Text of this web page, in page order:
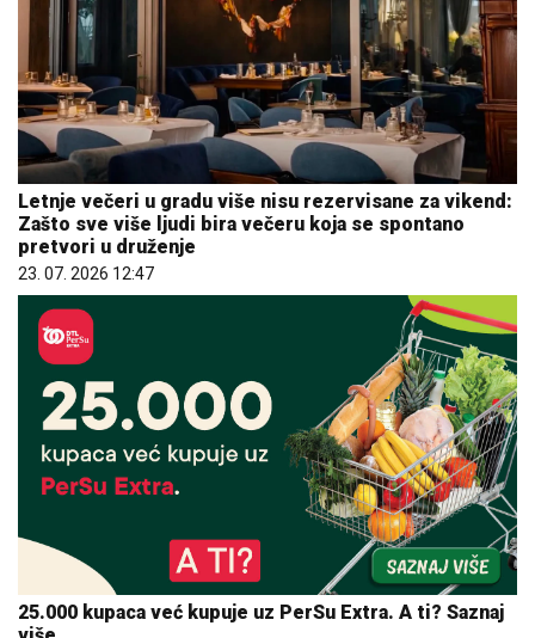
Letnje večeri u gradu više nisu rezervisane za vikend:
Zašto sve više ljudi bira večeru koja se spontano
pretvori u druženje
23. 07. 2026 12:47
25.000 kupaca već kupuje uz PerSu Extra. A ti? Saznaj